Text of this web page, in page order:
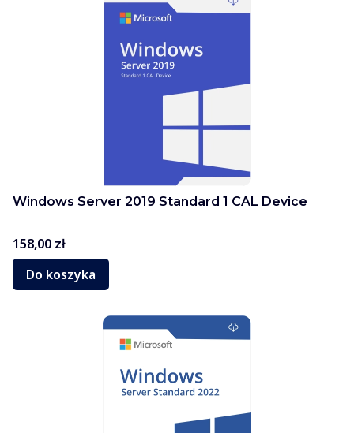
Windows Server 2019 Standard 1 CAL Device
Cena
158,00 zł
Do koszyka